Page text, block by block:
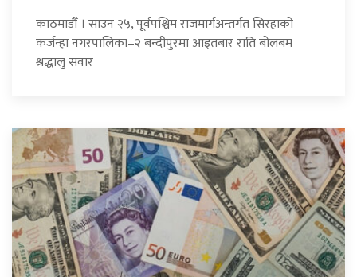
काठमाडौँ । साउन २५, पूर्वपश्चिम राजमार्गअन्तर्गत सिरहाको
कर्जन्हा नगरपालिका–२ बन्दीपुरमा आइतबार राति बोलबम
श्रद्धालु सवार